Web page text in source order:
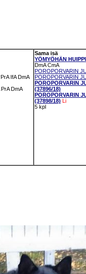
PrA IfA DmA
PrA DmA
Sama isä
YÖMYÖHÄN
DmA CmA
POROPORVARIN
POROPORVARIN
POROPORVARIN
(37896/18)
POROPORVARIN
(37898/18) Li
5 kpl